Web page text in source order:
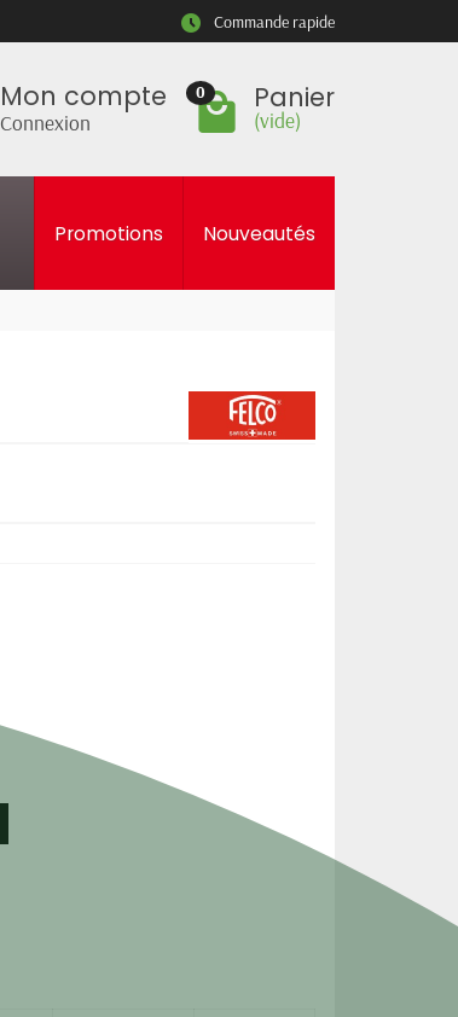
Commande rapide
Mon compte
Connexion
0 Panier
(vide)
Promotions Nouveautés